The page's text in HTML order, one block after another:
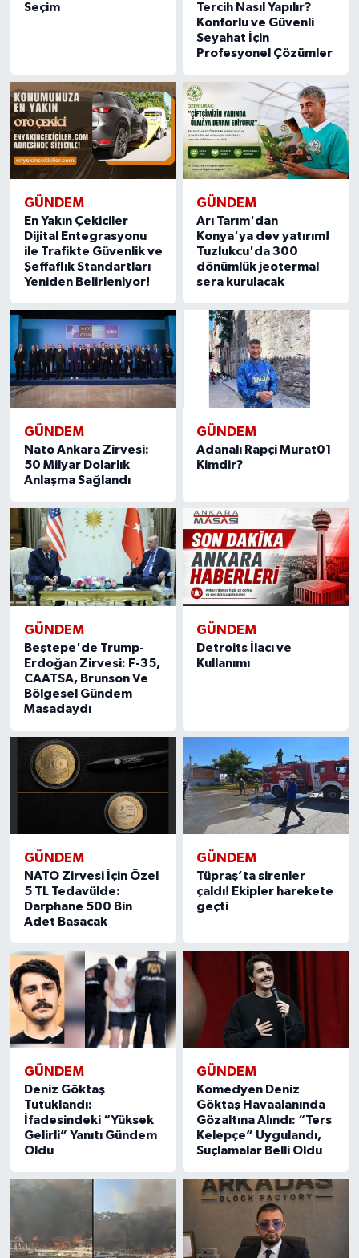
Seçim
Tercih Nasıl Yapılır?
Konforlu ve Güvenli
Seyahat İçin
Profesyonel Çözümler
GÜNDEM
En Yakın Çekiciler
Dijital Entegrasyonu
ile Trafikte Güvenlik ve
Şeffaflık Standartları
Yeniden Belirleniyor!
GÜNDEM
Arı Tarım'dan
Konya'ya dev yatırım!
Tuzlukcu'da 300
dönümlük jeotermal
sera kurulacak
GÜNDEM
Nato Ankara Zirvesi:
50 Milyar Dolarlık
Anlaşma Sağlandı
GÜNDEM
Adanalı Rapçi Murat01
Kimdir?
GÜNDEM
Beştepe'de Trump-
Erdoğan Zirvesi: F-35,
CAATSA, Brunson Ve
Bölgesel Gündem
Masadaydı
GÜNDEM
Detroits İlacı ve
Kullanımı
GÜNDEM
NATO Zirvesi İçin Özel
5 TL Tedavülde:
Darphane 500 Bin
Adet Basacak
GÜNDEM
Tüpraş’ta sirenler
çaldı! Ekipler harekete
geçti
GÜNDEM
Deniz Göktaş
Tutuklandı:
İfadesindeki “Yüksek
Gelirli” Yanıtı Gündem
Oldu
GÜNDEM
Komedyen Deniz
Göktaş Havaalanında
Gözaltına Alındı: “Ters
Kelepçe” Uygulandı,
Suçlamalar Belli Oldu